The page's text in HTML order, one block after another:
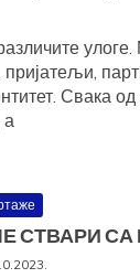
Свака
а
СТВАРИ